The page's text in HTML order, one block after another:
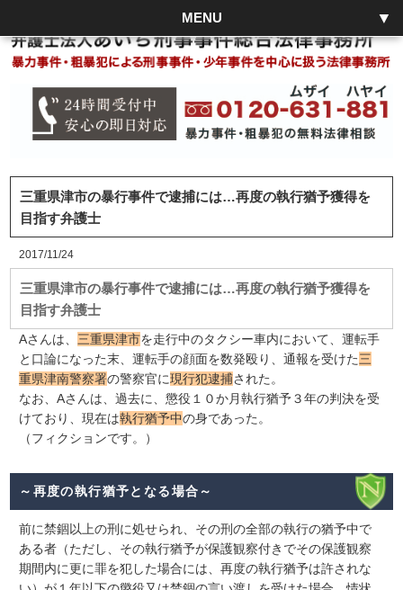
MENU
三重県津市の暴行事件で逮捕には…再度の執行猶予獲得を
目指す弁護士
2017/11/24
三重県津市の暴行事件で逮捕には…再度の執行猶予獲得を
目指す弁護士
Aさんは、三重県津市を走行中のタクシー車内において、運転手
と口論になった末、運転手の顔面を数発殴り、通報を受けた三
重県津南警察署の警察官に現行犯逮捕された。
なお、Aさんは、過去に、懲役１０か月執行猶予３年の判決を受
けており、現在は執行猶予中の身であった。
（フィクションです。）
～再度の執行猶予となる場合～
前に禁錮以上の刑に処せられ、その刑の全部の執行の猶予中で
ある者（ただし、その執行猶予が保護観察付きでその保護観察
期間内に更に罪を犯した場合には、再度の執行猶予は許されな